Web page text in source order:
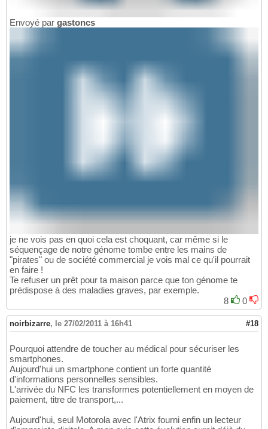
Envoyé par gastoncs
je ne vois pas en quoi cela est choquant, car même si le
séquençage de notre génome tombe entre les mains de
"pirates" ou de société commercial je vois mal ce qu'il pourrait
en faire !
Te refuser un prêt pour ta maison parce que ton génome te
prédispose à des maladies graves, par exemple.
8
0
noirbizarre, le 27/02/2011 à 16h41 #18
Pourquoi attendre de toucher au médical pour sécuriser les
smartphones.
Aujourd'hui un smartphone contient un forte quantité
d'informations personnelles sensibles.
L'arrivée du NFC les transformes potentiellement en moyen de
paiement, titre de transport,...
Aujourd'hui, seul Motorola avec l'Atrix fourni enfin un lecteur